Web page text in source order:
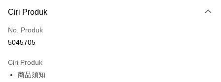
Kad Kredit (Bayaran Penuh)
Ansuran Kad Kredit
Taiwan Cooperative Bank
Hua Nan Commercial
6 ansuran pada kadar faedah 0,
ansuran
Ciri Produk
No. Produk
5045705
Ciri Produk
商品須知